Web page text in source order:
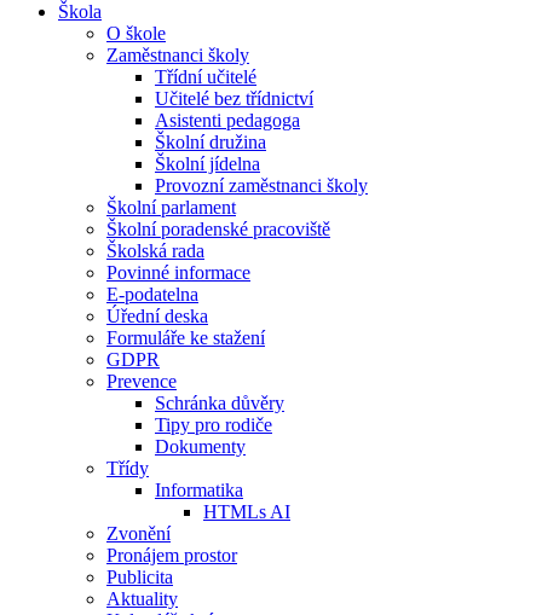
Škola
O škole
Zaměstnanci školy
Třídní učitelé
Učitelé bez třídnictví
Asistenti pedagoga
Školní družina
Školní jídelna
Provozní zaměstnanci školy
Školní parlament
Školní poradenské pracoviště
Školská rada
Povinné informace
E-podatelna
Úřední deska
Formuláře ke stažení
GDPR
Prevence
Schránka důvěry
Tipy pro rodiče
Dokumenty
Třídy
Informatika
HTMLs AI
Zvonění
Pronájem prostor
Publicita
Aktuality